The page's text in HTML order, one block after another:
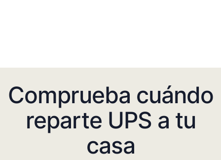
Comprueba cuándo
reparte UPS a tu
casa